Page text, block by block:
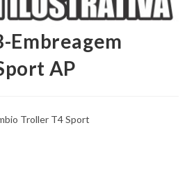
Embreagem
AP
Troller T4 Sport